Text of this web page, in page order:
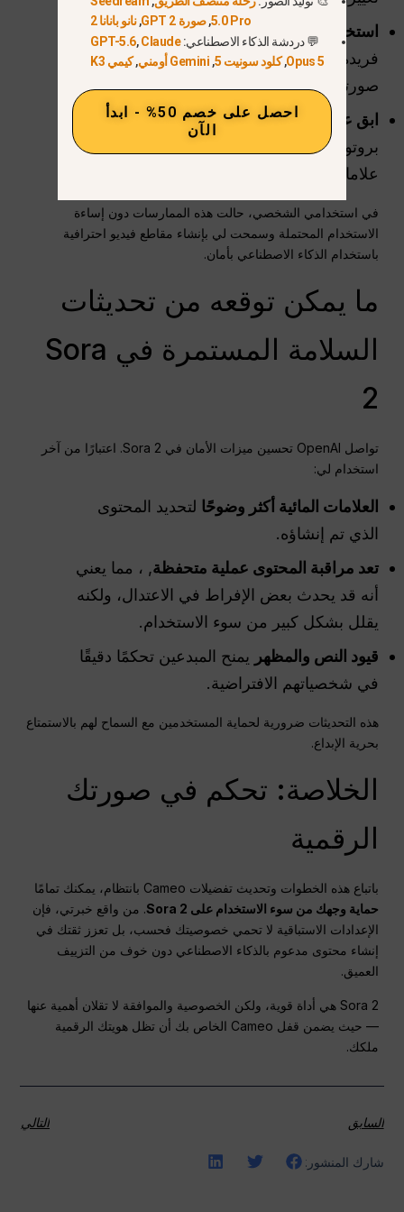
استخدم علامات بصرية مميزة:أضف ملابس
فريدة أو سمات مميزة حتى يمكن التعرف على
صورتك الرقمية.
ابق على اطلاع:
تقوم Sora 2 بتحديث
بروتوكولات الأمان باستمرار، بما في ذلك
علامات مائية أكثر وضوحًا وقيود على المحتوى.
في استخدامي الشخصي، حالت هذه الممارسات دون إساءة
الاستخدام المحتملة وسمحت لي بإنشاء مقاطع فيديو احترافية
باستخدام الذكاء الاصطناعي بأمان.
ما يمكن توقعه من تحديثات
السلامة المستمرة في Sora
2
تواصل OpenAI تحسين ميزات الأمان في Sora 2. اعتبارًا من آخر
استخدام لي:
العلامات المائية أكثر وضوحًا لتحديد المحتوى
الذي تم إنشاؤه.
تعد مراقبة المحتوى عملية متحفظة, ، مما يعني
أنه قد يحدث بعض الإفراط في الاعتدال، ولكنه
يقلل بشكل كبير من سوء الاستخدام.
قيود النص والمظهر يمنح المبدعين تحكمًا دقيقًا
في شخصياتهم الافتراضية.
هذه التحديثات ضرورية لحماية المستخدمين مع السماح لهم بالاستمتاع
بحرية الإبداع.
الخلاصة: تحكم في صورتك
الرقمية
باتباع هذه الخطوات وتحديث تفضيلات Cameo بانتظام، يمكنك تمامًا
حماية وجهك من سوء الاستخدام على Sora 2
. من واقع خبرتي، فإن
الإعدادات الاستباقية لا تحمي خصوصيتك فحسب، بل تعزز ثقتك في
إنشاء محتوى مدعوم بالذكاء الاصطناعي دون خوف من التزييف
العميق.
Sora 2 هي أداة قوية، ولكن الخصوصية والموافقة لا تقلان أهمية عنها
— حيث يضمن قفل Cameo الخاص بك أن تظل هويتك الرقمية
ملكك.
السابق التالي
شارك المنشور:
5.0 Pro
,صورة GPT 2 ,نانو بانانا 2
💬 دردشة الذكاء الاصطناعي:
GPT-5.6,Claude
Opus 5
,كلود سونيت 5 , Gemini أومني ,كيمي K3
احصل على خصم 50% - ابدأ
الآن